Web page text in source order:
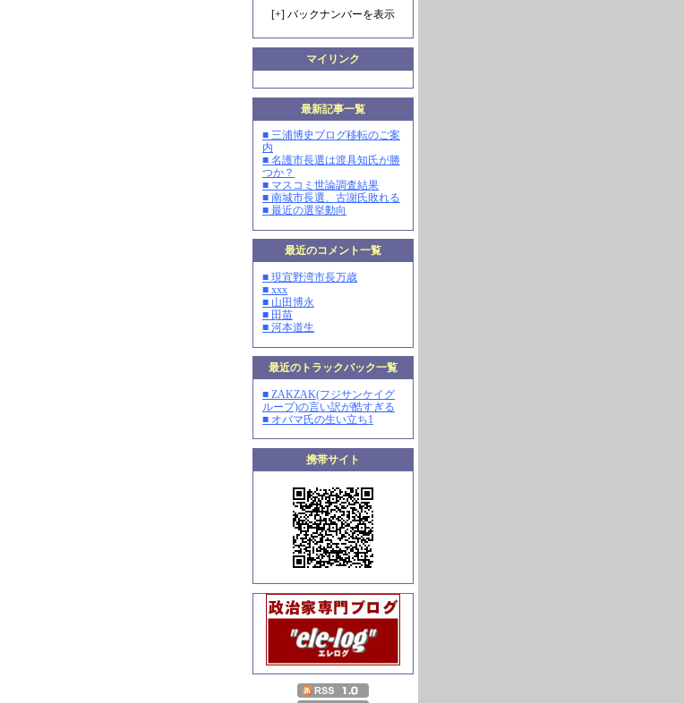
[+] バックナンバーを表示
マイリンク
最新記事一覧
■ 三浦博史ブログ移転のご案
内
■ 名護市長選は渡具知氏が勝
つか？
■ マスコミ世論調査結果
■ 南城市長選、古謝氏敗れる
■ 最近の選挙動向
最近のコメント一覧
■ 現宜野湾市長万歳
■ xxx
■ 山田博永
■ 田苗
■ 河本道生
最近のトラックバック一覧
■ ZAKZAK(フジサンケイグ
ループ)の言い訳が酷すぎる
■ オバマ氏の生い立ち1
携帯サイト